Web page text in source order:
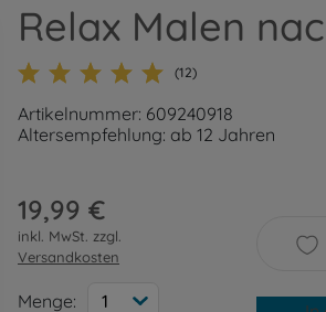
Relax Malen
(12)
Artikelnummer: 609240918
Altersempfehlung: ab 12 Jahren
19,99 €
inkl. MwSt. zzgl.
Versandkosten
Menge: 1